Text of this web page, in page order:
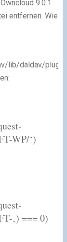
9.0.1
entfernen. Wie
lib/daldav/
WP/‘)
‚) === 0)